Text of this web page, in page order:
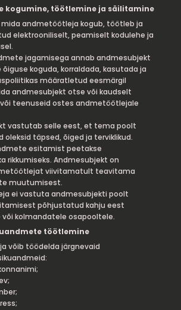
kogumine, töötlemine ja säilitamine
mida andmetöötleja kogub, töötleb ja
elektrooniliselt, peamiselt kodulehe ja
jagamisega annab andmesubjekt
koguda, korraldada, kasutada ja
määratletud eesmärgil
andmesubjekt otse või kaudselt
teenuseid ostes andmetöötlejale
vastutab selle eest, et tema poolt
täpsed, õiged ja terviklikud.
esitamist peetakse
rikkumiseks. Andmesubjekt on
viivitamatult teavitama
muutumisest.
ei vastuta andmesubjekti poolt
põhjustatud kahju eest
kolmandatele osapooltele.
töötlemine
võib töödelda järgnevaid